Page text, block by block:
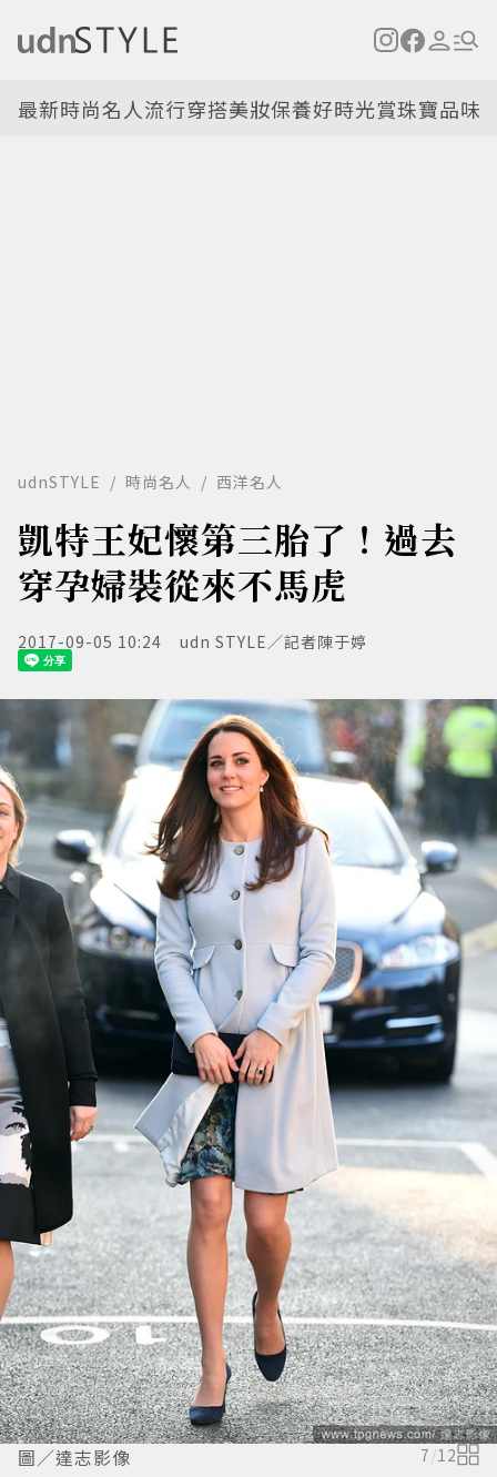
最新時尚名人流行穿搭美妝保養好時光賞珠寶品味
udnSTYLE 時尚名人 西洋名人
凱特王妃懷第三胎了！過去
穿孕婦裝從來不馬虎
2017-09-05 10:24 udn STYLE／記者陳于婷
圖／達志影像 7/12